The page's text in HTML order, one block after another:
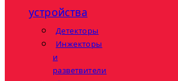
устройства
Детекторы
Инжекторы
и
разветвители